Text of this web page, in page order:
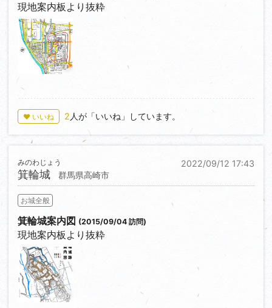
現地案内板より抜粋
0
♥ いいね 2 人が「いいね」しています。
2022/09/12 17:43
箕輪城
みのわじょう
群馬県高崎市
お城全般
箕輪城案内図 (2015/09/04 訪問)
現地案内板より抜粋
0